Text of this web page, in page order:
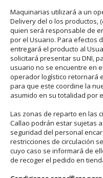
Maquinarias utilizará a un
Delivery del o los productos,
quien será responsable de
por el Usuario. Para efectos
entregará el producto al
solicitará presentar su DNI,
usuario no se encuentre en
operador logístico retornará
para que este coordine la
asumido en su totalidad por
Las zonas de reparto en las
Callao podrán estar sujetas
seguridad del personal
restricciones de circulación
cuyo caso se informará de
de recoger el pedido en